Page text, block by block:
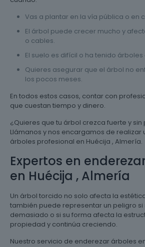
Vas a plantar en la vía pública o en
El árbol puede crecer mucho y
o cables.
El suelo es difícil o ha tenido
Quieres asegurar que el árbol no
los pocos meses.
En todos estos casos, contar con
que cuestan tiempo y dinero.
¿Quieres que tu árbol crezca fuerte y
Llámanos y nos encargamos de realizar
árboles profesional en Huécija , Almería.
Expertos en
en Huécija , Almería
Un árbol torcido no solo afecta la
también puede representar un peligro si
demasiado o si su forma afecta la
propiedad y continúa creciendo.
Nuestro servicio de enderezar árboles